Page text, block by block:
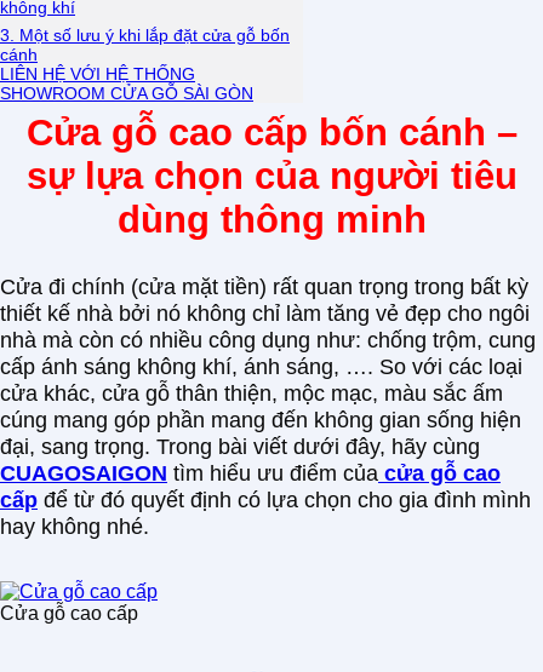
không khí
3. Một số lưu ý khi lắp đặt cửa gỗ bốn
cánh
LIÊN HỆ VỚI HỆ THỐNG
SHOWROOM CỬA GỖ SÀI GÒN
Cửa gỗ cao cấp bốn cánh –
sự lựa chọn của người tiêu
dùng thông minh
Cửa đi chính (cửa mặt tiền) rất quan trọng trong bất kỳ
thiết kế nhà bởi nó không chỉ làm tăng vẻ đẹp cho ngôi
nhà mà còn có nhiều công dụng như: chống trộm, cung
cấp ánh sáng không khí, ánh sáng, …. So với các loại
cửa khác, cửa gỗ thân thiện, mộc mạc, màu sắc ấm
cúng mang góp phần mang đến không gian sống hiện
đại, sang trọng. Trong bài viết dưới đây, hãy cùng
CUAGOSAIGON tìm hiểu ưu điểm của cửa gỗ cao
cấp để từ đó quyết định có lựa chọn cho gia đình mình
hay không nhé.
Cửa gỗ cao cấp